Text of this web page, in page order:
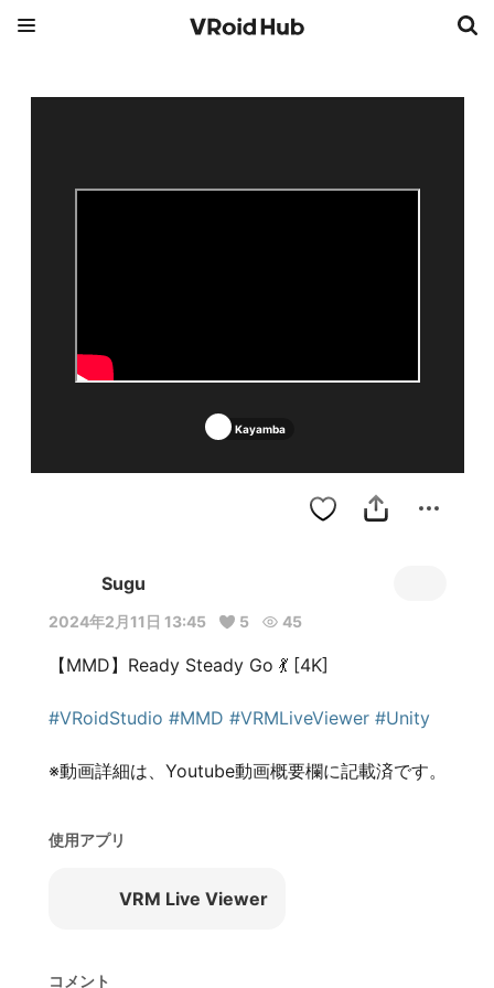
Kayamba
Sugu
2024年2月11日 13:45 5 45
【MMD】Ready Steady Go 💃 [4K]
#VRoidStudio #MMD #VRMLiveViewer #Unity
※動画詳細は、Youtube動画概要欄に記載済です。
使用アプリ
VRM Live Viewer
コメント